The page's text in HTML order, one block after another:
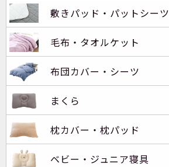
敷きパッド・パットシーツ
毛布・タオルケット
布団カバー・シーツ
まくら
枕カバー・枕パッド
ベビー・ジュニア寝具